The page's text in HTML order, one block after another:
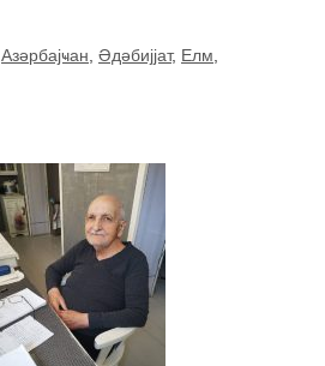
Азәрбајҹан,Әдәбијјат, Елм,